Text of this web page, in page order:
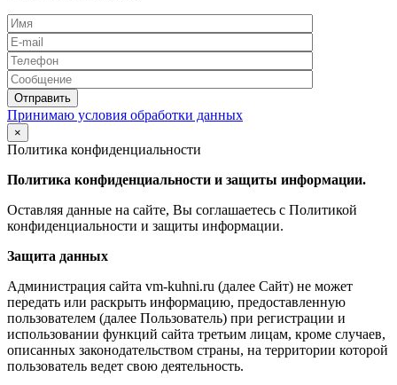
Принимаю условия обработки данных
×
Политика конфиденциальности
Политика конфиденциальности и защиты информации.
Оставляя данные на сайте, Вы соглашаетесь с Политикой
конфиденциальности и защиты информации.
Защита данных
Администрация сайта vm-kuhni.ru (далее Сайт) не может
передать или раскрыть информацию, предоставленную
пользователем (далее Пользователь) при регистрации и
использовании функций сайта третьим лицам, кроме случаев,
описанных законодательством страны, на территории которой
пользователь ведет свою деятельность.